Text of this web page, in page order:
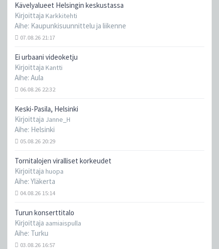
Kävelyalueet Helsingin keskustassa
Kirjoittaja Karkkitehti
Aihe: Kaupunkisuunnittelu ja liikenne
07.08.26 21:17
Ei urbaani videoketju
Kirjoittaja Kantti
Aihe: Aula
06.08.26 22:32
Keski-Pasila, Helsinki
Kirjoittaja Janne_H
Aihe: Helsinki
05.08.26 20:29
Tornitalojen viralliset korkeudet
Kirjoittaja huopa
Aihe: Yläkerta
04.08.26 15:14
Turun konserttitalo
Kirjoittaja aamiaispulla
Aihe: Turku
03.08.26 16:57